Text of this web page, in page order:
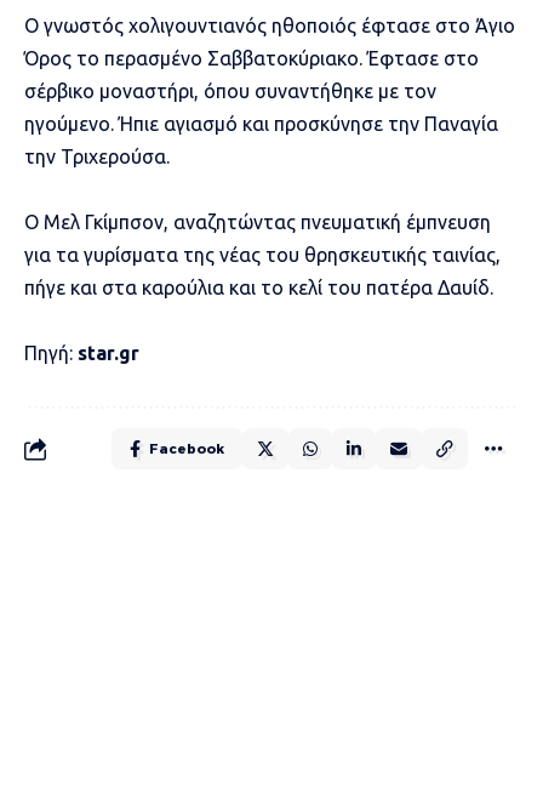
Ο γνωστός χολιγουντιανός ηθοποιός έφτασε στο Άγιο
Όρος το περασμένο Σαββατοκύριακο. Έφτασε στο
σέρβικο μοναστήρι, όπου συναντήθηκε με τον
ηγούμενο. Ήπιε αγιασμό και προσκύνησε την Παναγία
την Τριχερούσα.
Ο Μελ Γκίμπσον, αναζητώντας πνευματική έμπνευση
για τα γυρίσματα της νέας του θρησκευτικής ταινίας,
πήγε και στα καρούλια και το κελί του πατέρα Δαυίδ.
Πηγή: star.gr
Facebook